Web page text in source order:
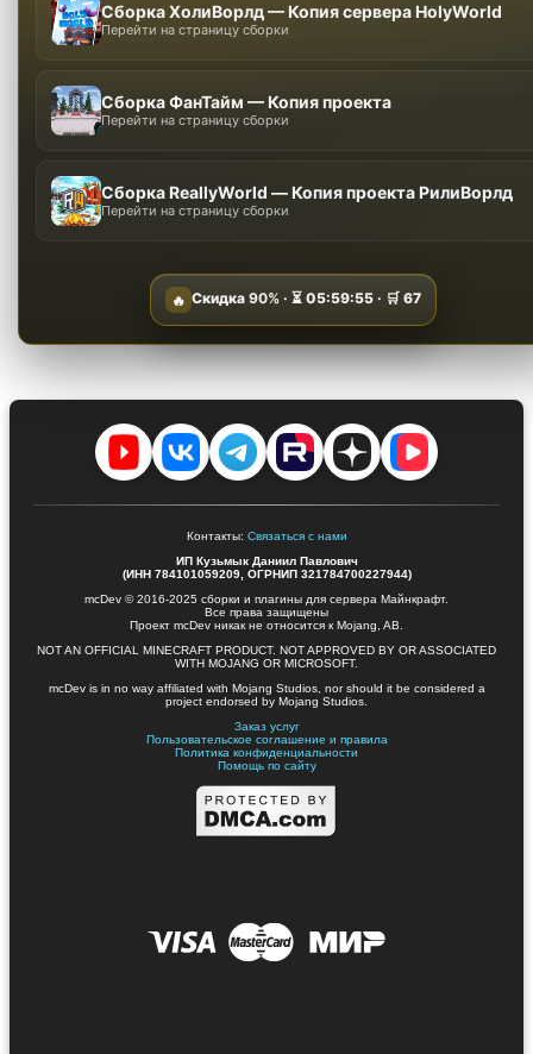
Сборка ХолиВорлд — Копия сервера HolyWorld
Перейти на страницу сборки
Сборка ФанТайм — Копия проекта
Перейти на страницу сборки
Сборка ReallyWorld — Копия проекта РилиВорлд
Перейти на страницу сборки
🔥 Скидка 90%· ⏳ 05:59:54· 🛒 67
Контакты: Связаться с нами
ИП Кузьмык Даниил Павлович
(ИНН 784101059209, ОГРНИП 321784700227944)
mcDev © 2016-2025 сборки и плагины для сервера Майнкрафт.
Все права защищены
Проект mcDev никак не относится к Mojang, AB.
NOT AN OFFICIAL MINECRAFT PRODUCT. NOT APPROVED BY OR ASSOCIATED
WITH MOJANG OR MICROSOFT.
mcDev is in no way affiliated with Mojang Studios, nor should it be considered a
project endorsed by Mojang Studios.
Заказ услуг
Пользовательское соглашение и правила
Политика конфиденциальности
Помощь по сайту